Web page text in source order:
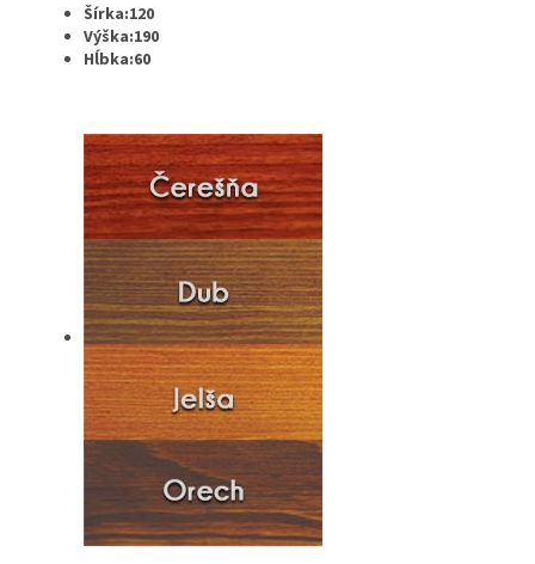
Šírka:120
Výška:190
Hĺbka:60